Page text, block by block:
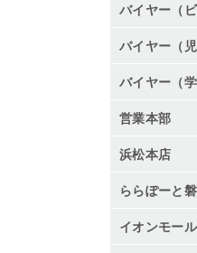
バイヤー（ビ
バイヤー（児
バイヤー（学
営業本部
浜松本店
ららぽーと
イオンモー